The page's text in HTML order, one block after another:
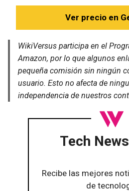
Ver precio en
WikiVersus participa en el
Amazon, por lo que algunos
pequeña comisión sin ningún
usuario. Esto no afecta de
independencia de nuestros
Tech
Recibe las mejores
de